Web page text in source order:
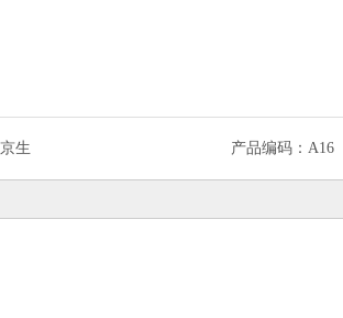
京生 产品编码： A16